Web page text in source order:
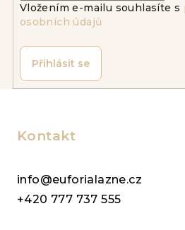
Vložením e-mailu souhlasíte s
osobních údajů
Přihlásit se
Kontakt
info@euforialazne.cz
+420 777 737 555